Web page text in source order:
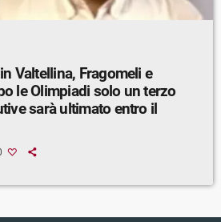
Valtellina, Fragomeli e
le Olimpiadi solo un terzo
sarà ultimato entro il